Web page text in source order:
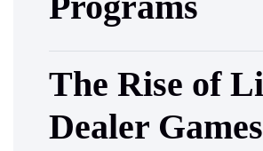
The Rise of
Dealer